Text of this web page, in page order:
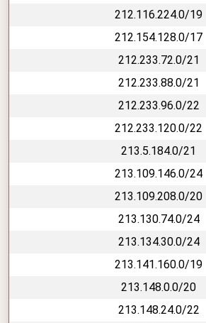
212.116.224.0/19
212.154.128.0/17
212.233.72.0/21
212.233.88.0/21
212.233.96.0/22
212.233.120.0/22
213.5.184.0/21
213.109.146.0/24
213.109.208.0/20
213.130.74.0/24
213.134.30.0/24
213.141.160.0/19
213.148.0.0/20
213.148.24.0/22